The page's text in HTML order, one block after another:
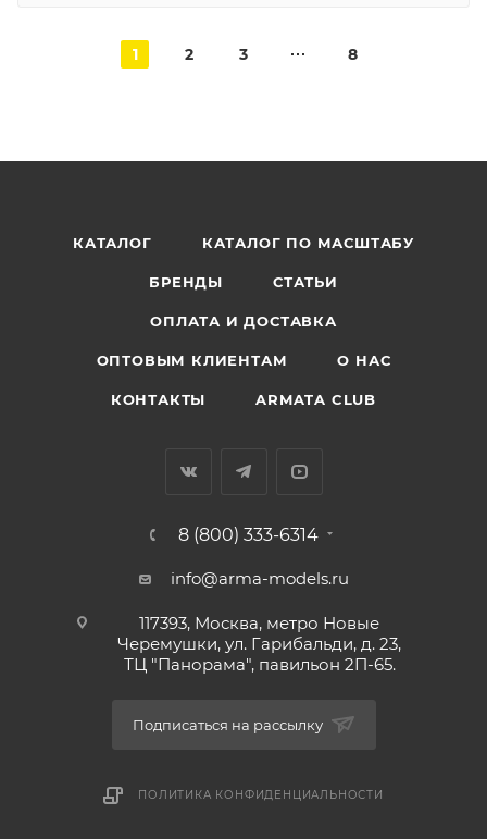
1 2 3 8
КАТАЛОГ КАТАЛОГ ПО МАСШТАБУ
БРЕНДЫ СТАТЬИ
ОПЛАТА И ДОСТАВКА
ОПТОВЫМ КЛИЕНТАМ О НАС
КОНТАКТЫ ARMATA CLUB
8 (800) 333-6314
info@arma-models.ru
117393, Москва, метро Новые
Черемушки, ул. Гарибальди, д. 23,
ТЦ "Панорама", павильон 2П-65.
Подписаться на рассылку
ПОЛИТИКА КОНФИДЕНЦИАЛЬНОСТИ